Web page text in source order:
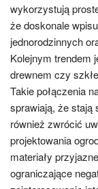
wykorzystują
że doskonale
jednorodzinnych
Kolejnym trendem
drewnem czy
Takie połączenia
sprawiają, że stają
również zwrócić
projektowania
materiały
ograniczające